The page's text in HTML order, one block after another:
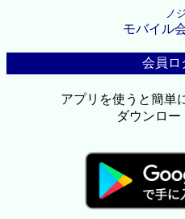
ノ
モバイル
会員ロ
アプリを使うと簡単
ダウンロー